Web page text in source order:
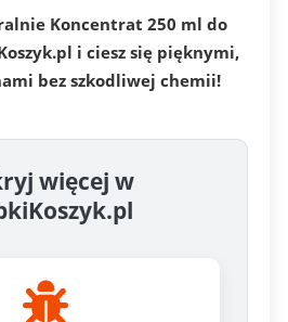
Koncentrat 250 ml do
i ciesz się pięknymi,
bez szkodliwej chemii!
więcej w